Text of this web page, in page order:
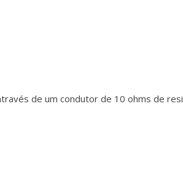
de um condutor de 10 ohms de